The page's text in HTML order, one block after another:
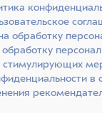
ПЛЮС
помещенные в
по применению.
обработку
стимулирующих
в